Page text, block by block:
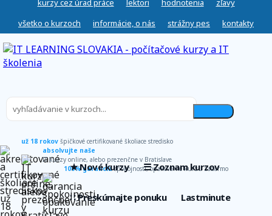
kurzy cez úrad práce
lektori hodnotenia
zľavy
všetko o kurzoch
informácie, o nás strážny pes kontakty
už 18 rokov špičkové certifikované školiace stredisko
absolvujte naše
IT kurzy online, alebo prezenčne v Bratislave
100% garanciaspokojnosti, opakovanie kurzu zadarmo
★ Nové kurzy ☰ Zoznam kurzov
∷ Preskúmajte ponuku Lastminute